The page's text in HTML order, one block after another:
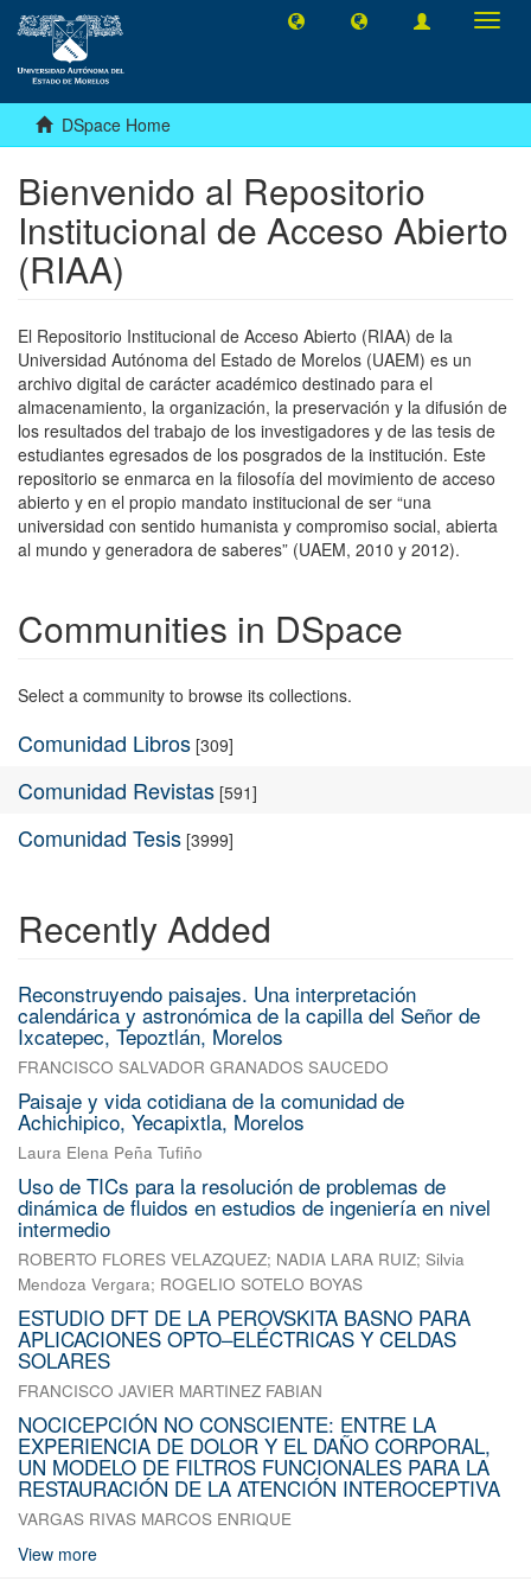
DSpace Home
Bienvenido al Repositorio
Institucional de Acceso Abierto
(RIAA)
El Repositorio Institucional de Acceso Abierto (RIAA) de la
Universidad Autónoma del Estado de Morelos (UAEM) es un
archivo digital de carácter académico destinado para el
almacenamiento, la organización, la preservación y la difusión de
los resultados del trabajo de los investigadores y de las tesis de
estudiantes egresados de los posgrados de la institución. Este
repositorio se enmarca en la filosofía del movimiento de acceso
abierto y en el propio mandato institucional de ser “una
universidad con sentido humanista y compromiso social, abierta
al mundo y generadora de saberes” (UAEM, 2010 y 2012).
Communities in DSpace
Select a community to browse its collections.
Comunidad Libros [309]
Comunidad Revistas [591]
Comunidad Tesis [3999]
Recently Added
Reconstruyendo paisajes. Una interpretación
calendárica y astronómica de la capilla del Señor de
Ixcatepec, Tepoztlán, Morelos
FRANCISCO SALVADOR GRANADOS SAUCEDO
Paisaje y vida cotidiana de la comunidad de
Achichipico, Yecapixtla, Morelos
Laura Elena Peña Tufiño
Uso de TICs para la resolución de problemas de
dinámica de fluidos en estudios de ingeniería en nivel
intermedio
ROBERTO FLORES VELAZQUEZ; NADIA LARA RUIZ; Silvia
Mendoza Vergara; ROGELIO SOTELO BOYAS
ESTUDIO DFT DE LA PEROVSKITA BASNO PARA
APLICACIONES OPTO–ELÉCTRICAS Y CELDAS
SOLARES
FRANCISCO JAVIER MARTINEZ FABIAN
NOCICEPCIÓN NO CONSCIENTE: ENTRE LA
EXPERIENCIA DE DOLOR Y EL DAÑO CORPORAL,
UN MODELO DE FILTROS FUNCIONALES PARA LA
RESTAURACIÓN DE LA ATENCIÓN INTEROCEPTIVA
VARGAS RIVAS MARCOS ENRIQUE
View more